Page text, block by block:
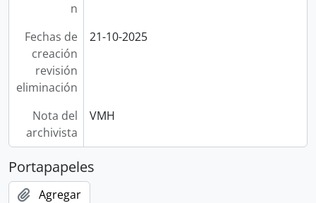
n
Fechas de
creación
revisión
eliminación
21-10-2025
Nota del
archivista
VMH
Portapapeles
Agregar